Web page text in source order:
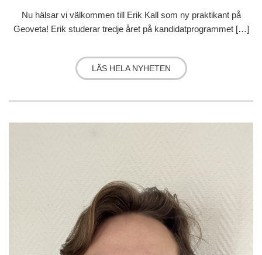
Nu hälsar vi välkommen till Erik Kall som ny praktikant på
Geoveta! Erik studerar tredje året på kandidatprogrammet […]
LÄS HELA NYHETEN